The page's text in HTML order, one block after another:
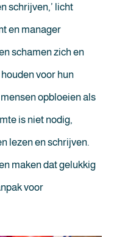
schrijven,’ licht
en manager
schamen zich en
voor hun
opbloeien als
is niet nodig,
lezen en schrijven.
maken dat gelukkig
voor